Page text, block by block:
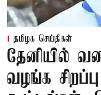
தமிழக செய்திகள்
தேனியில்
வழங்க